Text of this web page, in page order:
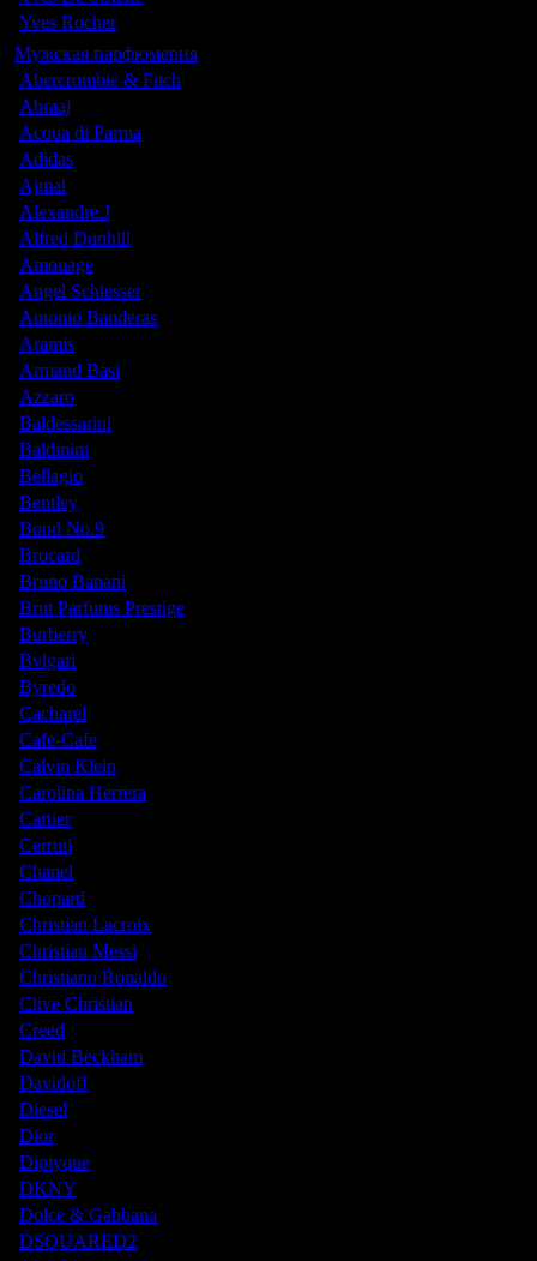
Yves Rocher
Мужская парфюмерия
Abercrombie & Fitch
Abraaj
Acqua di Parma
Adidas
Ajmal
Alexandre.J
Alfred Dunhill
Amouage
Angel Schlesser
Antonio Banderas
Aramis
Armand Basi
Azzaro
Baldessarini
Baldinini
Bellagio
Bentley
Bond No.9
Brocard
Bruno Banani
Brut Parfums Prestige
Burberry
Bvlgari
Byredo
Cacharel
Cafe-Cafe
Calvin Klein
Carolina Herrera
Cartier
Cerruti
Chanel
Chopard
Christian Lacroix
Christian Messi
Christiano Ronaldo
Clive Christian
Creed
David Beckham
Davidoff
Diesel
Dior
Diptyque
DKNY
Dolce & Gabbana
DSQUARED2